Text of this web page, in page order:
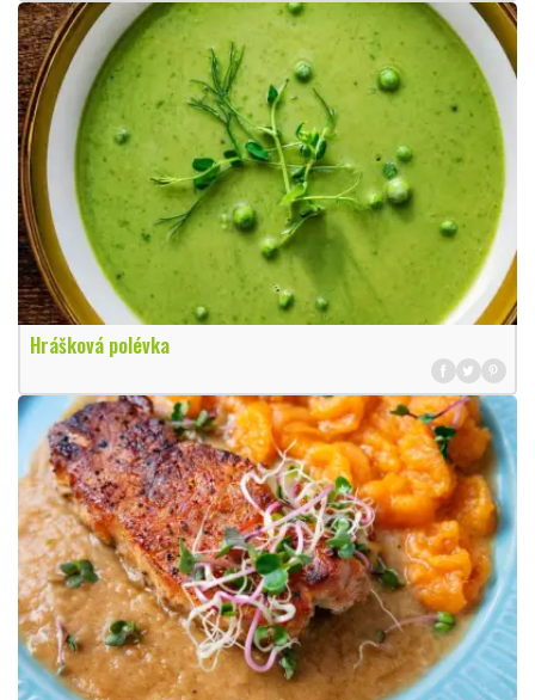
Hrášková polévka